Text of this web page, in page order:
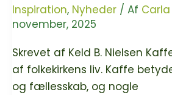
Inspiration, Nyheder / Af
november, 2025
Skrevet af Keld B. Nielsen
af folkekirkens liv. Kaffe
og fællesskab, og nogle